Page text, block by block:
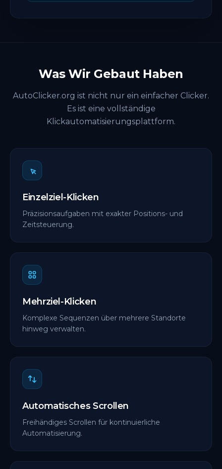
Was Wir Gebaut Haben
AutoClicker.org ist nicht nur ein einfacher Clicker.
Es ist eine vollständige
Klickautomatisierungsplattform.
Einzelziel-Klicken
Präzisionsaufgaben mit exakter Positions- und
Zeitsteuerung.
Mehrziel-Klicken
Komplexe Sequenzen über mehrere Standorte
hinweg verwalten.
Automatisches Scrollen
Freihändiges Scrollen für kontinuierliche
Automatisierung.